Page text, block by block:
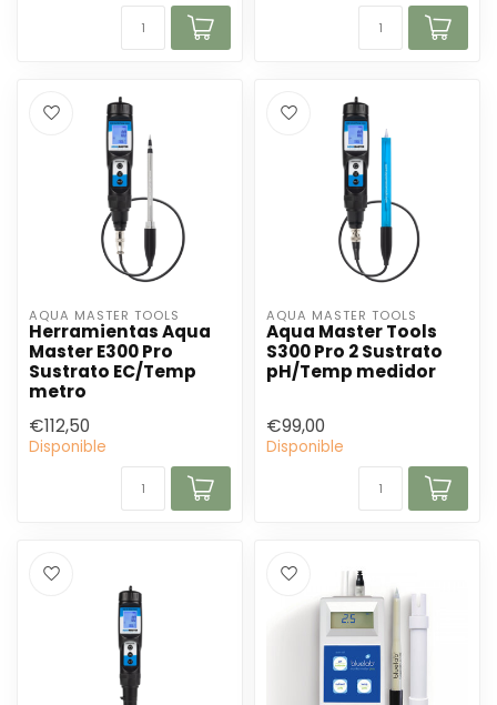
AQUA MASTER TOOLS
Herramientas Aqua
Master E300 Pro
Sustrato EC/Temp
metro
€112,50
Disponible
AQUA MASTER TOOLS
Aqua Master Tools
S300 Pro 2 Sustrato
pH/Temp medidor
€99,00
Disponible